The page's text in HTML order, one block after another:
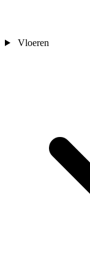
Vloeren